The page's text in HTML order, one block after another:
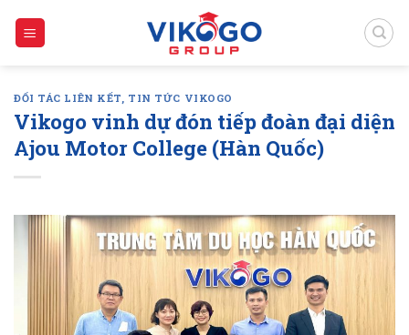
ĐỐI TÁC LIÊN KẾT, TIN TỨC VIKOGO
Vikogo vinh dự đón tiếp đoàn đại diện
Ajou Motor College (Hàn Quốc)